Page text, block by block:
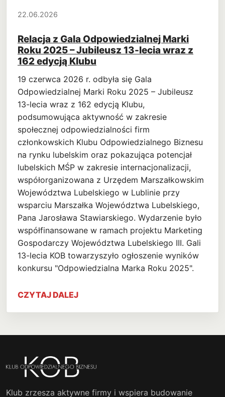
22.06.2026
Relacja z Gala Odpowiedzialnej Marki
Roku 2025 – Jubileusz 13-lecia wraz z
162 edycją Klubu
19 czerwca 2026 r. odbyła się Gala
Odpowiedzialnej Marki Roku 2025 – Jubileusz
13-lecia wraz z 162 edycją Klubu,
podsumowująca aktywność w zakresie
społecznej odpowiedzialności firm
członkowskich Klubu Odpowiedzialnego Biznesu
na rynku lubelskim oraz pokazująca potencjał
lubelskich MŚP w zakresie internacjonalizacji,
współorganizowana z Urzędem Marszałkowskim
Województwa Lubelskiego w Lublinie przy
wsparciu Marszałka Województwa Lubelskiego,
Pana Jarosława Stawiarskiego. Wydarzenie było
współfinansowane w ramach projektu Marketing
Gospodarczy Województwa Lubelskiego III. Gali
13-lecia KOB towarzyszyło ogłoszenie wyników
konkursu "Odpowiedzialna Marka Roku 2025".
CZYTAJ DALEJ
Klub zrzesza aktywne firmy i wspiera budowanie